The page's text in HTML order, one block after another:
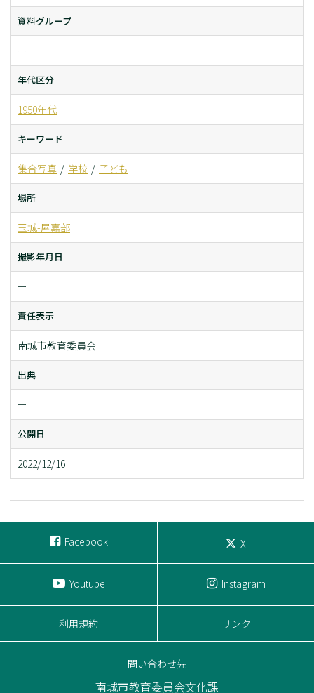
資料グループ
ー
年代区分
1950年代
キーワード
集合写真 学校 子ども
場所
玉城-屋嘉部
撮影年月日
ー
責任表示
南城市教育委員会
出典
ー
公開日
2022/12/16
Facebook X
Youtube Instagram
利用規約 リンク
問い合わせ先
南城市教育委員会文化課